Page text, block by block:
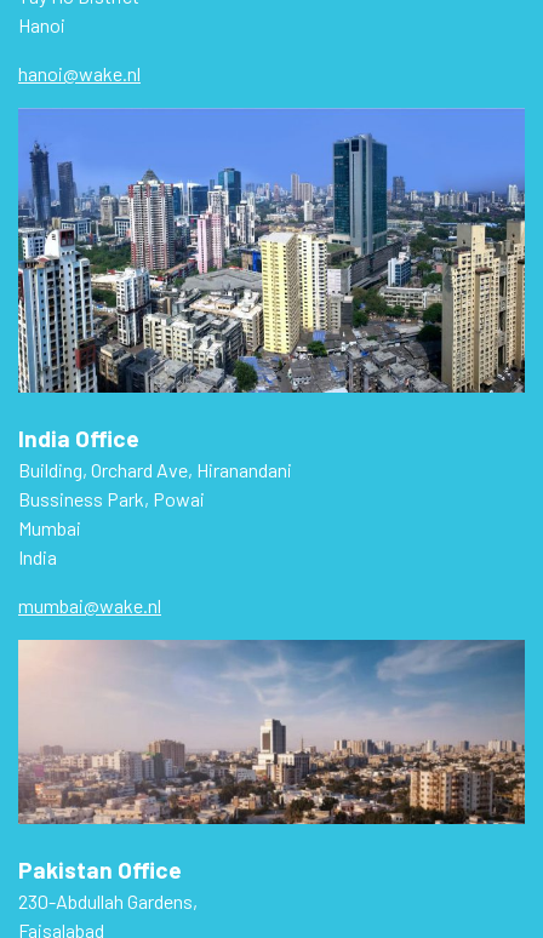
Hanoi
hanoi@wake.nl
India Office
Building, Orchard Ave, Hiranandani
Bussiness Park, Powai
Mumbai
India
mumbai@wake.nl
Pakistan Office
230-Abdullah Gardens,
Faisalabad